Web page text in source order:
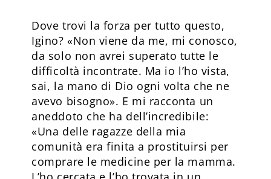
Dove trovi la forza per tutto questo,
Igino? «Non viene da me, mi conosco,
da solo non avrei superato tutte le
difficoltà incontrate. Ma io l’ho vista,
sai, la mano di Dio ogni volta che ne
avevo bisogno». E mi racconta un
aneddoto che ha dell’incredibile:
«Una delle ragazze della mia
comunità era finita a prostituirsi per
comprare le medicine per la mamma.